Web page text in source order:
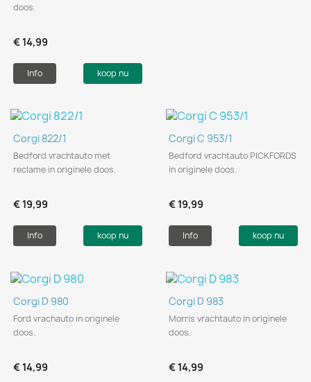
doos.
€ 14,99
Info koop nu
Corgi 822/1
Bedford vrachtauto met
reclame in originele doos.
€ 19,99
Info koop nu
Corgi C 953/1
Bedford vrachtauto PICKFORDS
in originele doos.
€ 19,99
Info koop nu
Corgi D 980
Ford vrachauto in originele
doos.
€ 14,99
Corgi D 983
Morris vrachtauto in originele
doos.
€ 14,99